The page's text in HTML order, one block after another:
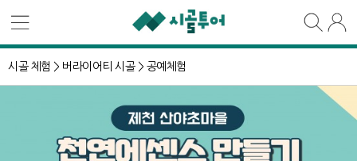
시골 체험 > 버라이어티 시골 > 공예체험